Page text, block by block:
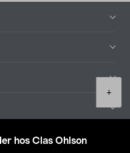
hos Clas Ohlson
+